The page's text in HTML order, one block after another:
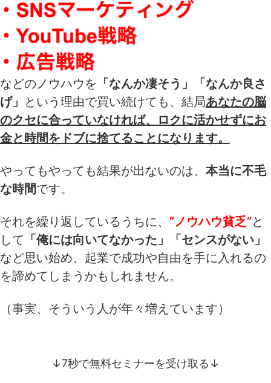
などのノウハウを 「なんか凄そう」「なんか良さ
げ」 という理由で買い続けても、結局あなたの脳
のクセに合っていなければ、ロクに活かせずにお
金と時間をドブに捨てることになります。
やってもやっても結果が出ないのは、 本当に不毛
な時間です。
それを繰り返しているうちに、 ”ノウハウ貧乏”と
して 「俺には向いてなかった」「センスがない」
など思い始め、起業で成功や自由を手に入れるの
を諦めてしまうかもしれません。
（事実、そういう人が年々増えています）
↓7秒で無料セミナーを受け取る↓